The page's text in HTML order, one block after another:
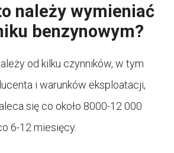
należy wymieniać
benzynowym?
od kilku czynników, w tym
i warunków eksploatacji,
się co około 8000-12 000
6-12 miesięcy.